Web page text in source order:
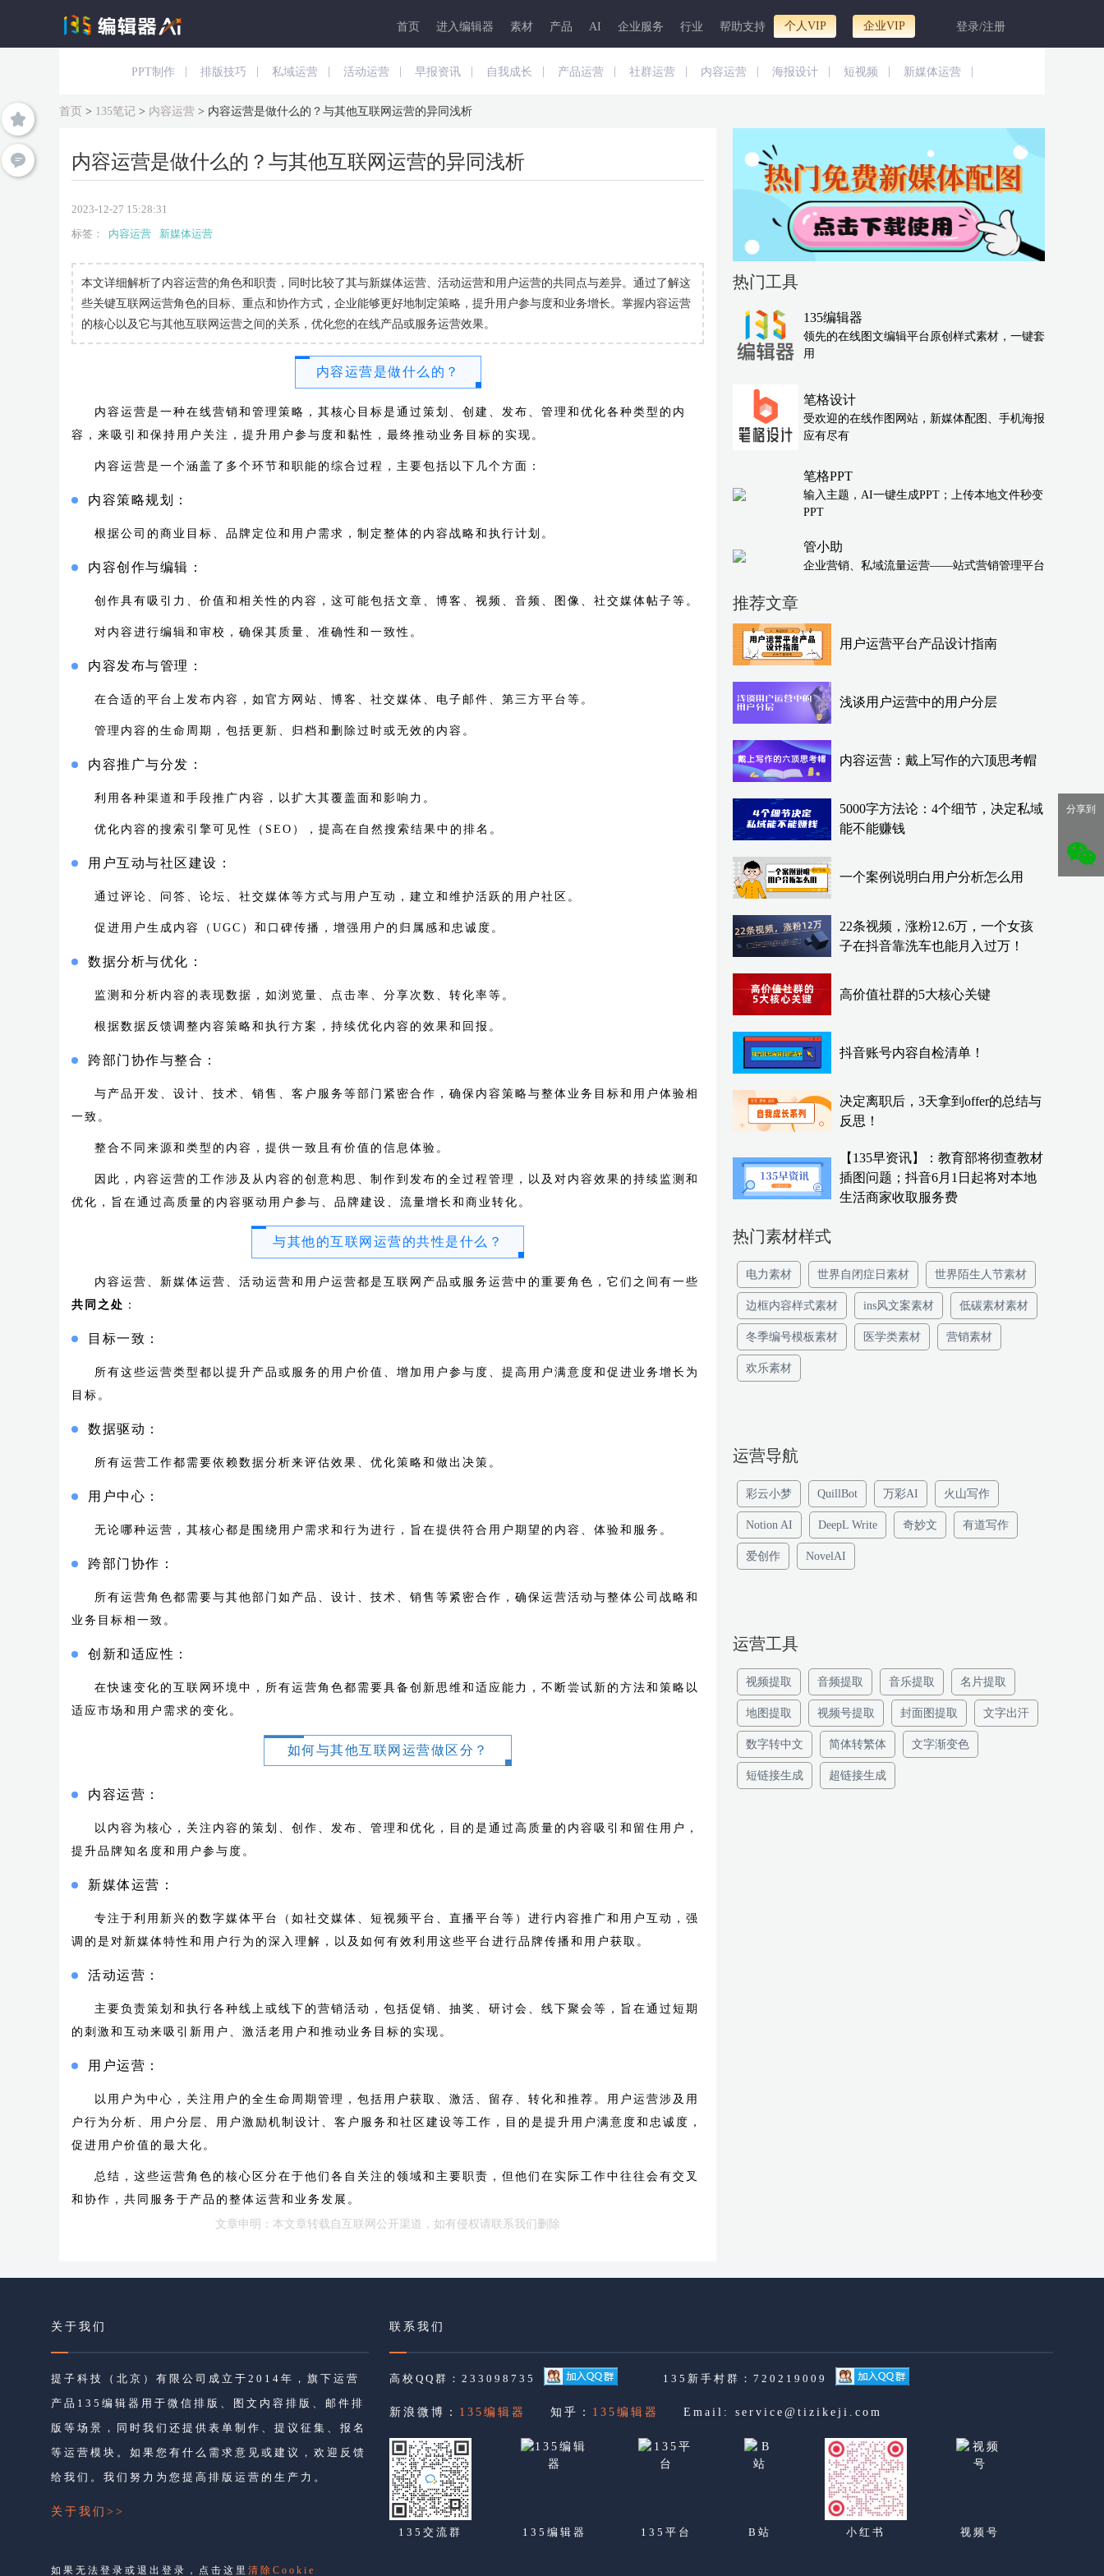
首页 进入编辑器 素材 产品 AI 企业服务 行业 帮助支持 个人VIP 企业VIP 登录/注册
PPT制作 排版技巧 私域运营 活动运营 早报资讯 自我成长 产品运营 社群运营 内容运营 海报设计 短视频 新媒体运营
首页 > 135笔记 > 内容运营 > 内容运营是做什么的？与其他互联网运营的异同浅析
内容运营是做什么的？与其他互联网运营的异同浅析
2023-12-27 15:28:31
标签： 内容运营 新媒体运营
本文详细解析了内容运营的角色和职责，同时比较了其与新媒体运营、活动运营和用户运营的共同点与差异。通过了解这
些关键互联网运营角色的目标、重点和协作方式，企业能够更好地制定策略，提升用户参与度和业务增长。掌握内容运营
的核心以及它与其他互联网运营之间的关系，优化您的在线产品或服务运营效果。
内容运营是做什么的？
内容运营是一种在线营销和管理策略，其核心目标是通过策划、创建、发布、管理和优化各种类型的内
容，来吸引和保持用户关注，提升用户参与度和黏性，最终推动业务目标的实现。
内容运营是一个涵盖了多个环节和职能的综合过程，主要包括以下几个方面：
内容策略规划：
根据公司的商业目标、品牌定位和用户需求，制定整体的内容战略和执行计划。
内容创作与编辑：
创作具有吸引力、价值和相关性的内容，这可能包括文章、博客、视频、音频、图像、社交媒体帖子等。
对内容进行编辑和审校，确保其质量、准确性和一致性。
内容发布与管理：
在合适的平台上发布内容，如官方网站、博客、社交媒体、电子邮件、第三方平台等。
管理内容的生命周期，包括更新、归档和删除过时或无效的内容。
内容推广与分发：
利用各种渠道和手段推广内容，以扩大其覆盖面和影响力。
优化内容的搜索引擎可见性（SEO），提高在自然搜索结果中的排名。
用户互动与社区建设：
通过评论、问答、论坛、社交媒体等方式与用户互动，建立和维护活跃的用户社区。
促进用户生成内容（UGC）和口碑传播，增强用户的归属感和忠诚度。
数据分析与优化：
监测和分析内容的表现数据，如浏览量、点击率、分享次数、转化率等。
根据数据反馈调整内容策略和执行方案，持续优化内容的效果和回报。
跨部门协作与整合：
与产品开发、设计、技术、销售、客户服务等部门紧密合作，确保内容策略与整体业务目标和用户体验相
一致。
整合不同来源和类型的内容，提供一致且有价值的信息体验。
因此，内容运营的工作涉及从内容的创意构思、制作到发布的全过程管理，以及对内容效果的持续监测和
优化，旨在通过高质量的内容驱动用户参与、品牌建设、流量增长和商业转化。
与其他的互联网运营的共性是什么？
内容运营、新媒体运营、活动运营和用户运营都是互联网产品或服务运营中的重要角色，它们之间有一些
共同之处 ：
目标一致：
所有这些运营类型都以提升产品或服务的用户价值、增加用户参与度、提高用户满意度和促进业务增长为
目标。
数据驱动：
所有运营工作都需要依赖数据分析来评估效果、优化策略和做出决策。
用户中心：
无论哪种运营，其核心都是围绕用户需求和行为进行，旨在提供符合用户期望的内容、体验和服务。
跨部门协作：
所有运营角色都需要与其他部门如产品、设计、技术、销售等紧密合作，确保运营活动与整体公司战略和
业务目标相一致。
创新和适应性：
在快速变化的互联网环境中，所有运营角色都需要具备创新思维和适应能力，不断尝试新的方法和策略以
适应市场和用户需求的变化。
如何与其他互联网运营做区分？
内容运营：
以内容为核心，关注内容的策划、创作、发布、管理和优化，目的是通过高质量的内容吸引和留住用户，
提升品牌知名度和用户参与度。
新媒体运营：
专注于利用新兴的数字媒体平台（如社交媒体、短视频平台、直播平台等）进行内容推广和用户互动，强
调的是对新媒体特性和用户行为的深入理解，以及如何有效利用这些平台进行品牌传播和用户获取。
活动运营：
主要负责策划和执行各种线上或线下的营销活动，包括促销、抽奖、研讨会、线下聚会等，旨在通过短期
的刺激和互动来吸引新用户、激活老用户和推动业务目标的实现。
用户运营：
以用户为中心，关注用户的全生命周期管理，包括用户获取、激活、留存、转化和推荐。用户运营涉及用
户行为分析、用户分层、用户激励机制设计、客户服务和社区建设等工作，目的是提升用户满意度和忠诚度，
促进用户价值的最大化。
总结，这些运营角色的核心区分在于他们各自关注的领域和主要职责，但他们在实际工作中往往会有交叉
和协作，共同服务于产品的整体运营和业务发展。
文章申明：本文章转载自互联网公开渠道，如有侵权请联系我们删除
热门工具
135编辑器
领先的在线图文编辑平台原创样式素材，一键套
用
笔格设计
受欢迎的在线作图网站，新媒体配图、手机海报
应有尽有
笔格PPT
输入主题，AI一键生成PPT；上传本地文件秒变
PPT
管小助
企业营销、私域流量运营——站式营销管理平台
推荐文章
用户运营平台产品设计指南
浅谈用户运营中的用户分层
内容运营：戴上写作的六顶思考帽
5000字方法论：4个细节，决定私域
能不能赚钱
一个案例说明白用户分析怎么用
22条视频，涨粉12.6万，一个女孩
子在抖音靠洗车也能月入过万！
高价值社群的5大核心关键
抖音账号内容自检清单！
决定离职后，3天拿到offer的总结与
反思！
【135早资讯】：教育部将彻查教材
插图问题；抖音6月1日起将对本地
生活商家收取服务费
热门素材样式
电力素材 世界自闭症日素材 世界陌生人节素材
边框内容样式素材 ins风文案素材 低碳素材素材
冬季编号模板素材 医学类素材 营销素材
欢乐素材
运营导航
彩云小梦 QuillBot 万彩AI 火山写作
Notion AI DeepL Write 奇妙文 有道写作
爱创作 NovelAI
运营工具
视频提取 音频提取 音乐提取 名片提取
地图提取 视频号提取 封面图提取 文字出汗
数字转中文 简体转繁体 文字渐变色
短链接生成 超链接生成
分享到
关于我们
提子科技（北京）有限公司成立于2014年，旗下运营
产品135编辑器用于微信排版、图文内容排版、邮件排
版等场景，同时我们还提供表单制作、提议征集、报名
等运营模块。如果您有什么需求意见或建议，欢迎反馈
给我们。我们努力为您提高排版运营的生产力。
关于我们>>
联系我们
高校QQ群：233098735 135新手村群：720219009
新浪微博： 135编辑器 知乎： 135编辑器 Email: service@tizikeji.com
135交流群 135编辑器 135平台 B站 小红书 视频号
如果无法登录或退出登录，点击这里 清除Cookie